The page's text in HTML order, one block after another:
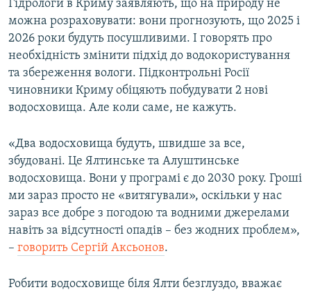
Гідрологи в Криму заявляють, що на природу не
можна розраховувати: вони прогнозують, що 2025 і
2026 роки будуть посушливими. І говорять про
необхідність змінити підхід до водокористування
та збереження вологи. Підконтрольні Росії
чиновники Криму обіцяють побудувати 2 нові
водосховища. Але коли саме, не кажуть.
«‎Два водосховища будуть, швидше за все,
збудовані. Це Ялтинське та Алуштинське
водосховища. Вони у програмі є до 2030 року. Гроші
ми зараз просто не «‎витягували», оскільки у нас
зараз все добре з погодою та водними джерелами
навіть за відсутності опадів – без жодних проблем»,
– говорить Сергій Аксьонов.
Робити водосховище біля Ялти безглуздо, вважає